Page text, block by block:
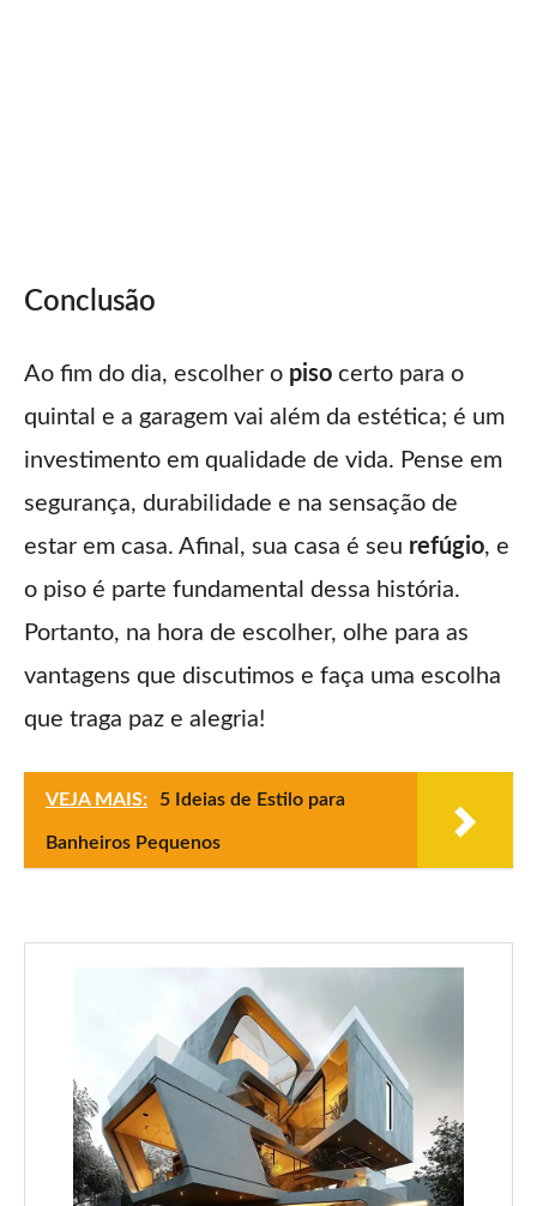
Conclusão
Ao fim do dia, escolher o piso certo para o
quintal e a garagem vai além da estética; é um
investimento em qualidade de vida. Pense em
segurança, durabilidade e na sensação de
estar em casa. Afinal, sua casa é seu refúgio, e
o piso é parte fundamental dessa história.
Portanto, na hora de escolher, olhe para as
vantagens que discutimos e faça uma escolha
que traga paz e alegria!
VEJA MAIS: 5 Ideias de Estilo para
Banheiros Pequenos